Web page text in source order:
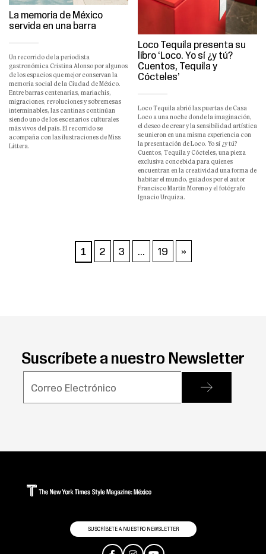
La memoria de México
servida en una barra
Un recorrido de la periodista
gastronómica Cristina Alonso por algunos
de los espacios que mejor conservan la
memoria social de la Ciudad de México.
Entre barras centenarias, mariachis,
migraciones, revoluciones y sobremesas
interminables, las cantinas continúan
siendo uno de los escenarios culturales
más vivos del país. El recorrido se
acompaña con las ilustraciones de Miss
Littera.
Loco Tequila presenta su
libro ‘Loco. Yo sí ¿y tú?
Cuentos, Tequila y
Cócteles’
Loco Tequila abrió las puertas de Casa
Loco a una noche donde la imaginación,
el deseo de crear y la sensibilidad artística
se unieron en una misma experiencia con
la presentación de Loco. Yo sí ¿y tú?
Cuentos, Tequila y Cócteles, una pieza
exclusiva concebida para quienes
encuentran en la creatividad una forma de
habitar el mundo, guiados por el autor
Francisco Martín Moreno y el fotógrafo
Ignacio Urquiza.
Paginación
1 2 3 … 19 »
Suscríbete a nuestro Newsletter
SUSCRÍBETE A NUESTRO NEWSLETTER